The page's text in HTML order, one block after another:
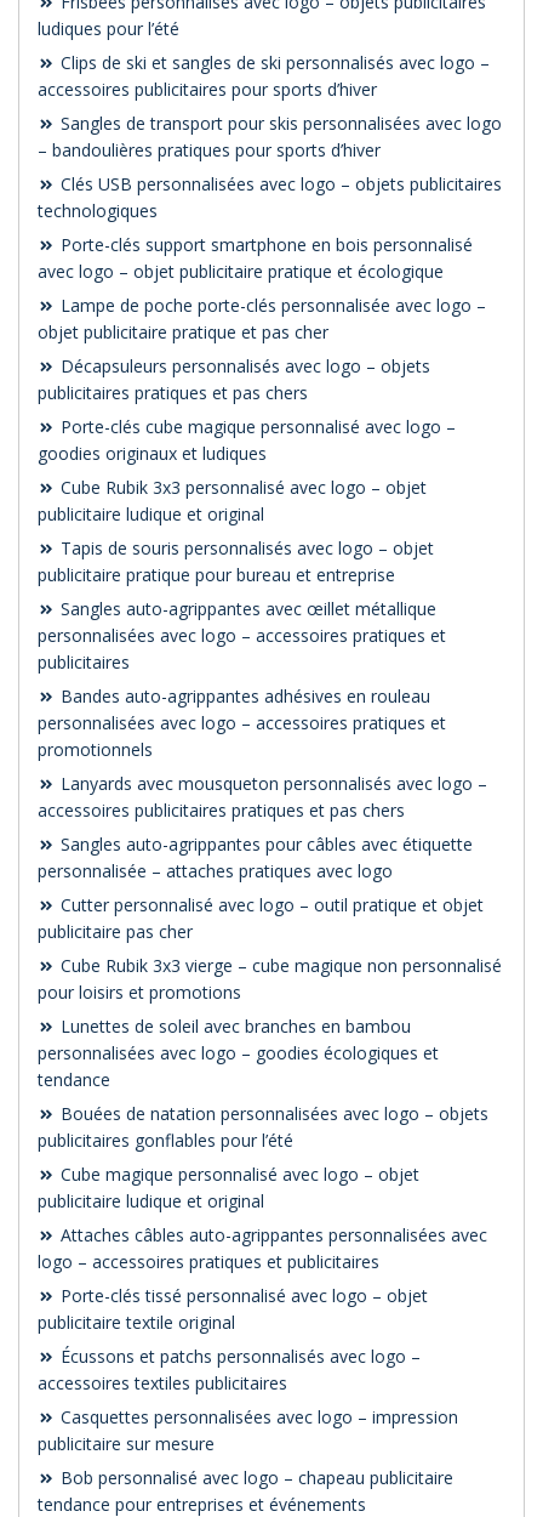
ludiques pour l’été
Clips de ski et sangles de ski personnalisés avec logo –
accessoires publicitaires pour sports d’hiver
Sangles de transport pour skis personnalisées avec logo
– bandoulières pratiques pour sports d’hiver
Clés USB personnalisées avec logo – objets publicitaires
technologiques
Porte-clés support smartphone en bois personnalisé
avec logo – objet publicitaire pratique et écologique
Lampe de poche porte-clés personnalisée avec logo –
objet publicitaire pratique et pas cher
Décapsuleurs personnalisés avec logo – objets
publicitaires pratiques et pas chers
Porte-clés cube magique personnalisé avec logo –
goodies originaux et ludiques
Cube Rubik 3x3 personnalisé avec logo – objet
publicitaire ludique et original
Tapis de souris personnalisés avec logo – objet
publicitaire pratique pour bureau et entreprise
Sangles auto-agrippantes avec œillet métallique
personnalisées avec logo – accessoires pratiques et
publicitaires
Bandes auto-agrippantes adhésives en rouleau
personnalisées avec logo – accessoires pratiques et
promotionnels
Lanyards avec mousqueton personnalisés avec logo –
accessoires publicitaires pratiques et pas chers
Sangles auto-agrippantes pour câbles avec étiquette
personnalisée – attaches pratiques avec logo
Cutter personnalisé avec logo – outil pratique et objet
publicitaire pas cher
Cube Rubik 3x3 vierge – cube magique non personnalisé
pour loisirs et promotions
Lunettes de soleil avec branches en bambou
personnalisées avec logo – goodies écologiques et
tendance
Bouées de natation personnalisées avec logo – objets
publicitaires gonflables pour l’été
Cube magique personnalisé avec logo – objet
publicitaire ludique et original
Attaches câbles auto-agrippantes personnalisées avec
logo – accessoires pratiques et publicitaires
Porte-clés tissé personnalisé avec logo – objet
publicitaire textile original
Écussons et patchs personnalisés avec logo –
accessoires textiles publicitaires
Casquettes personnalisées avec logo – impression
publicitaire sur mesure
Bob personnalisé avec logo – chapeau publicitaire
tendance pour entreprises et événements